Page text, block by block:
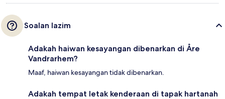
Soalan lazim
Adakah haiwan kesayangan dibenarkan di Åre
Vandrarhem?
Maaf, haiwan kesayangan tidak dibenarkan.
Adakah tempat letak kenderaan di tapak hartanah